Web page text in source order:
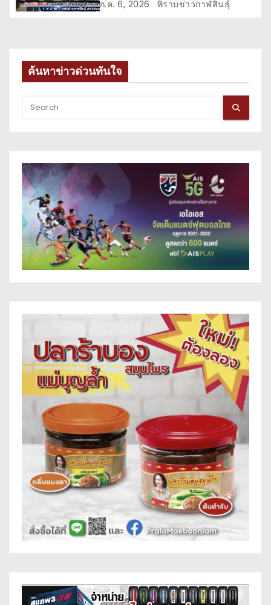
ก.ค. 6, 2026 พิราบข่าวกาฬสินธุ์
ค้นหาข่าวด่วนทันใจ